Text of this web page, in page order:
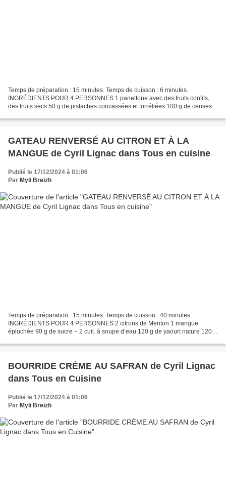
Temps de préparation : 15 minutes. Temps de cuisson : 6 minutes.
INGRÉDIENTS POUR 4 PERSONNES 1 panettone avec des fruits confits,
des fruits secs 50 g de pistaches concassées et torréfiées 100 g de cerises
GATEAU RENVERSÉ AU CITRON ET À LA
MANGUE de Cyril Lignac dans Tous en cuisine
Publié le 17/12/2024 à 01:06
Par Myli Breizh
Temps de préparation : 15 minutes. Temps de cuisson : 40 minutes.
INGRÉDIENTS POUR 4 PERSONNES 2 citrons de Menton 1 mangue
épluchée 90 g de sucre + 2 cuil. à soupe d’eau 120 g de yaourt nature 120 g
BOURRIDE CRÈME AU SAFRAN de Cyril Lignac
dans Tous en Cuisine
Publié le 17/12/2024 à 01:06
Par Myli Breizh